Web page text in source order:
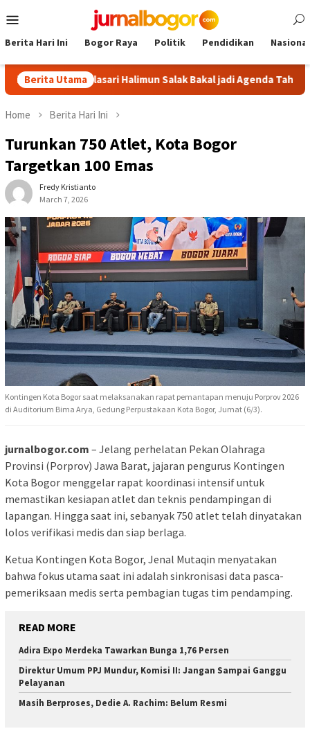
to
Menu
Berita Hari Ini Bogor Raya Politik Pendidikan Nasional
Berita Utama
Malasari Halimun Salak Bakal jadi Agenda Tahunan
Home Berita Hari Ini
Turunkan 750 Atlet, Kota Bogor
Targetkan 100 Emas
Fredy Kristianto
March 7, 2026
Kontingen Kota Bogor saat melaksanakan rapat pemantapan menuju Porprov 2026
di Auditorium Bima Arya, Gedung Perpustakaan Kota Bogor, Jumat (6/3).
jurnalbogor.com – Jelang perhelatan Pekan Olahraga
Provinsi (Porprov) Jawa Barat, jajaran pengurus Kontingen
Kota Bogor menggelar rapat koordinasi intensif untuk
memastikan kesiapan atlet dan teknis pendampingan di
lapangan. Hingga saat ini, sebanyak 750 atlet telah dinyatakan
lolos verifikasi medis dan siap berlaga.
Ketua Kontingen Kota Bogor, Jenal Mutaqin menyatakan
bahwa fokus utama saat ini adalah sinkronisasi data pasca-
pemeriksaan medis serta pembagian tugas tim pendamping.
READ MORE
Adira Expo Merdeka Tawarkan Bunga 1,76 Persen
Direktur Umum PPJ Mundur, Komisi II: Jangan Sampai Ganggu
Pelayanan
Masih Berproses, Dedie A. Rachim: Belum Resmi